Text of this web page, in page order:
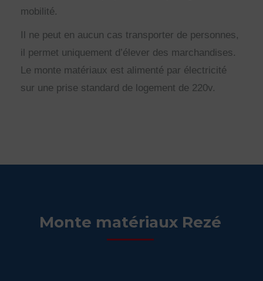
mobilité.
Il ne peut en aucun cas transporter de personnes,
il permet uniquement d’élever des marchandises.
Le monte matériaux est alimenté par électricité
sur une prise standard de logement de 220v.
Monte matériaux Rezé